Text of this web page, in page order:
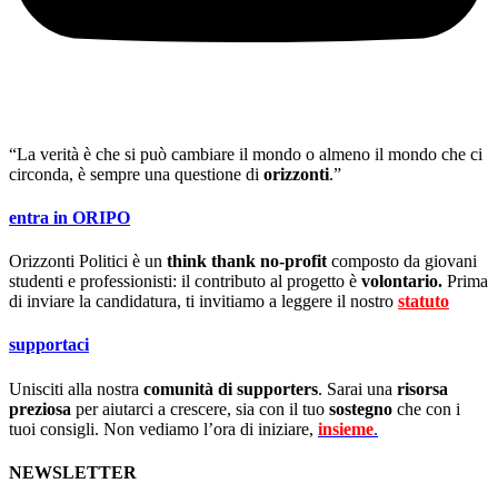
“La verità è che si può cambiare il mondo o almeno il mondo che ci
circonda, è sempre una questione di orizzonti.”
entra in ORIPO
Orizzonti Politici è un think thank no-profit composto da giovani
studenti e professionisti: il contributo al progetto è volontario. Prima
di inviare la candidatura, ti invitiamo a leggere il nostro statuto
supportaci
Unisciti alla nostra comunità di supporters. Sarai una risorsa
preziosa per aiutarci a crescere, sia con il tuo sostegno che con i
tuoi consigli. Non vediamo l’ora di iniziare, insieme.
NEWSLETTER